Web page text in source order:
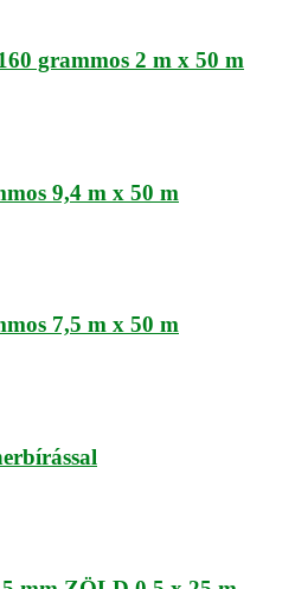
grammos 2 m x 50 m
9,4 m x 50 m
7,5 m x 50 m